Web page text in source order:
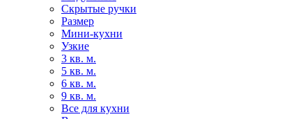
Скрытые ручки
Размер
Мини-кухни
Узкие
3 кв. м.
5 кв. м.
6 кв. м.
9 кв. м.
Все для кухни